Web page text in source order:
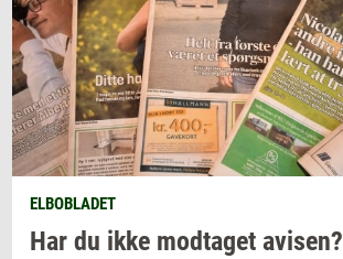
ELBOBLADET
Har du ikke mod­ta­get avi­sen?